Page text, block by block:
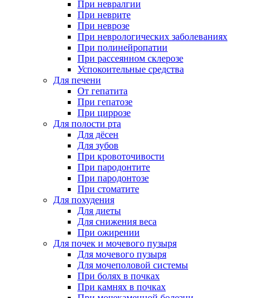
При невралгии
При неврите
При неврозе
При неврологических заболеваниях
При полинейропатии
При рассеянном склерозе
Успокоительные средства
Для печени
От гепатита
При гепатозе
При циррозе
Для полости рта
Для дёсен
Для зубов
При кровоточивости
При пародонтите
При пародонтозе
При стоматите
Для похудения
Для диеты
Для снижения веса
При ожирении
Для почек и мочевого пузыря
Для мочевого пузыря
Для мочеполовой системы
При болях в почках
При камнях в почках